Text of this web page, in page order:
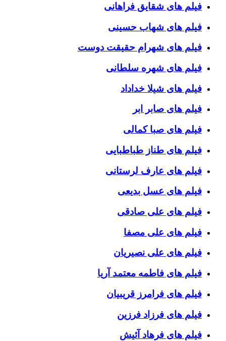
فیلم های شقایق فراهانی
فیلم های شهاب حسینی
فیلم های شهرام حقیقت دوست
فیلم های شهره سلطانی
فیلم های شیلا خداداد
فیلم های صابر ابر
فیلم های صبا کمالی
فیلم های طناز طباطبایی
فیلم های عارف لرستانی
فیلم های عسل بدیعی
فیلم های علی صادقی
فیلم های علی مصفا
فیلم های علی نصیریان
فیلم های فاطمه معتمد آریا
فیلم های فرامرز قریبیان
فیلم های فرزاد فرزین
فیلم های فرهاد آئیش